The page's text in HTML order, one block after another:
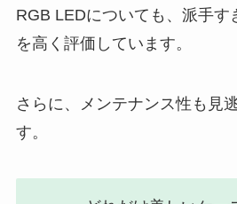
RGB LEDについても、派手す
を高く評価しています。
さらに、メンテナンス性も見
す。